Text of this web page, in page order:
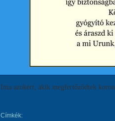
Ima azokért, akik megfertőződtek
Címkék: